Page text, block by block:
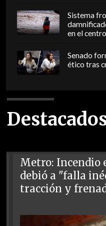
Sistema
en el
Senado
ético tras
Metro: Incendio
debió a "falla
tracción y